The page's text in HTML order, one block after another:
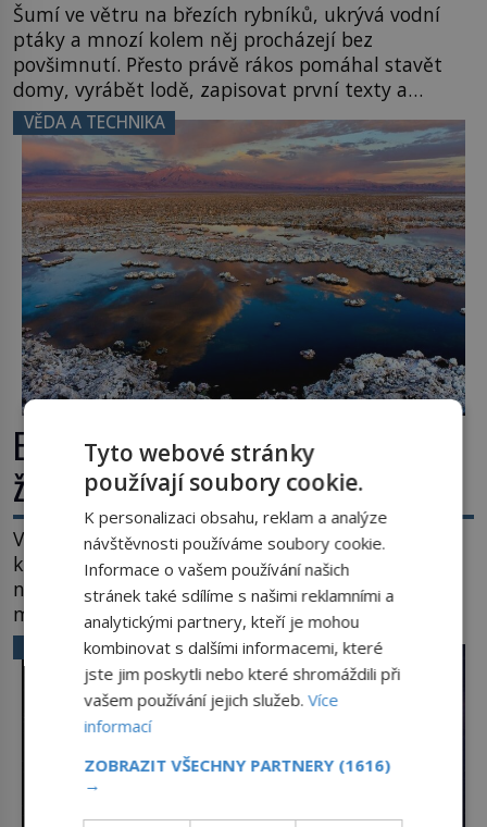
Šumí ve větru na březích rybníků, ukrývá vodní
ptáky a mnozí kolem něj procházejí bez
povšimnutí. Přesto právě rákos pomáhal stavět
domy, vyrábět lodě, zapisovat první texty a
inspiroval řadu pověstí. Tato skromná, ale
užitečná rostlina provází člověka už tisíce let.
Většina lidí vnímá rákos jen jako obyčejnou kulisu
letního koupání. Stačí se však podívat […]
VĚDA A TECHNIKA
Extrémní podmínky na Zemi: Kde
život přežívá navzdory všemu
Vroucí voda, mráz hluboko pod bodem mrazu,
kyseliny, smrtící tlak i pouště, kde celé roky
nespadne jediná kapka deště. Na první pohled
místa, kde nemůže existovat vůbec nic. Přesto
právě tady vědci objevují organismy, které
posouvají hranice života. Každý nový nález mění
naše představy o tom, co všechno dokáže příroda a
napovídá, kde bychom jednou […]
VĚDA A TECHNIKA
Tyto webové stránky
používají soubory cookie.
K personalizaci obsahu, reklam a analýze
návštěvnosti používáme soubory cookie.
Informace o vašem používání našich
stránek také sdílíme s našimi reklamními a
analytickými partnery, kteří je mohou
kombinovat s dalšími informacemi, které
jste jim poskytli nebo které shromáždili při
vašem používání jejich služeb.Více
informací
ZOBRAZIT VŠECHNY PARTNERY (1616)
→